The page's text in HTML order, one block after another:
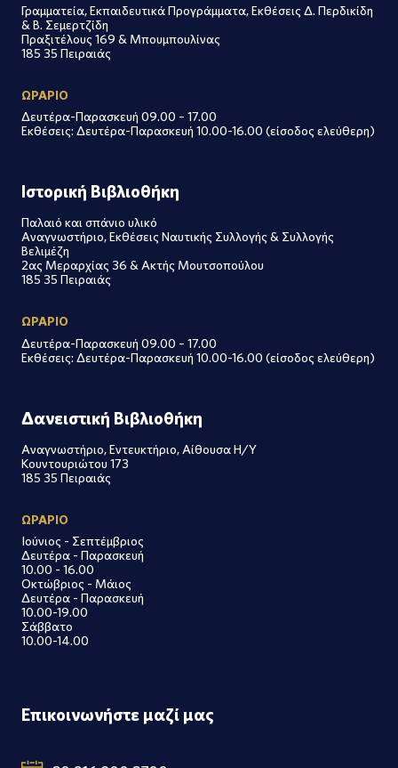
Γραμματεία, Εκπαιδευτικά Προγράμματα, Εκθέσεις Δ. Περδικίδη
& Β. Σεμερτζίδη
Πραξιτέλους 169 & Μπουμπουλίνας
185 35 Πειραιάς
ΩΡΑΡΙΟ
Δευτέρα-Παρασκευή 09.00 – 17.00
Εκθέσεις: Δευτέρα-Παρασκευή 10.00-16.00 (είσοδος ελεύθερη)
Ιστορική Βιβλιοθήκη
Παλαιό και σπάνιο υλικό
Αναγνωστήριο, Εκθέσεις Ναυτικής Συλλογής & Συλλογής
Βελιμέζη
2ας Μεραρχίας 36 & Ακτής Μουτσοπούλου
185 35 Πειραιάς
ΩΡΑΡΙΟ
Δευτέρα-Παρασκευή 09.00 – 17.00
Εκθέσεις: Δευτέρα-Παρασκευή 10.00-16.00 (είσοδος ελεύθερη)
Δανειστική Βιβλιοθήκη
Αναγνωστήριο, Εντευκτήριο, Αίθουσα Η/Υ
Κουντουριώτου 173
185 35 Πειραιάς
ΩΡΑΡΙΟ
Ιούνιος - Σεπτέμβριος
Δευτέρα - Παρασκευή
10.00 - 16.00
Οκτώβριος - Μάιος
Δευτέρα - Παρασκευή
10.00-19.00
Σάββατο
10.00-14.00
Επικοινωνήστε μαζί μας